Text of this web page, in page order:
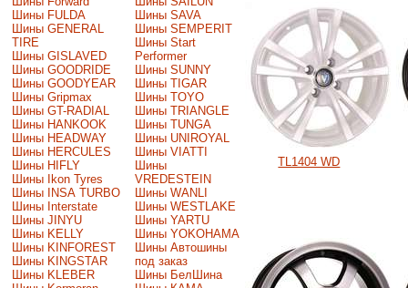
Шины FULDA
Шины GENERAL
TIRE
Шины GISLAVED
Шины GOODRIDE
Шины GOODYEAR
Шины Gripmax
Шины GT-RADIAL
Шины HANKOOK
Шины HEADWAY
Шины HERCULES
Шины HIFLY
Шины Ikon Tyres
Шины INSA TURBO
Шины Interstate
Шины JINYU
Шины KELLY
Шины KINFOREST
Шины KINGSTAR
Шины KLEBER
Шины SAVA
Шины SEMPERIT
Шины Start
Performer
Шины SUNNY
Шины TIGAR
Шины TOYO
Шины TRIANGLE
Шины TUNGA
Шины UNIROYAL
Шины VIATTI
Шины
VREDESTEIN
Шины WANLI
Шины WESTLAKE
Шины YARTU
Шины YOKOHAMA
Шины Автошины
под заказ
Шины БелШина
TL1404 WD